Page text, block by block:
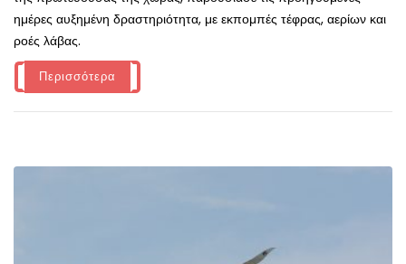
ημέρες αυξημένη δραστηριότητα, με εκπομπές τέφρας, αερίων και
ροές λάβας.
Περισσότερα